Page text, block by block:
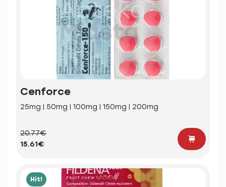
Cenforce
25mg | 50mg | 100mg | 150mg | 200mg
20.77€
15.61€
Hit!